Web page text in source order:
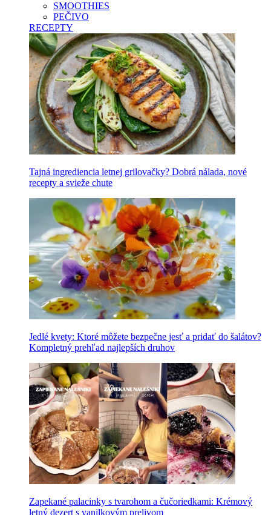
SMOOTHIES
PEČIVO
RECEPTY
Tajná ingrediencia letnej grilovačky? Dobrá nálada, nové
recepty a svieže chute
Jedlé kvety: Ktoré môžete bezpečne jesť a pridať do šalátov?
Kompletný prehľad najlepších druhov
Zapekané palacinky s tvarohom a čučoriedkami: Krémový
letný dezert s vanilkovým prelivom